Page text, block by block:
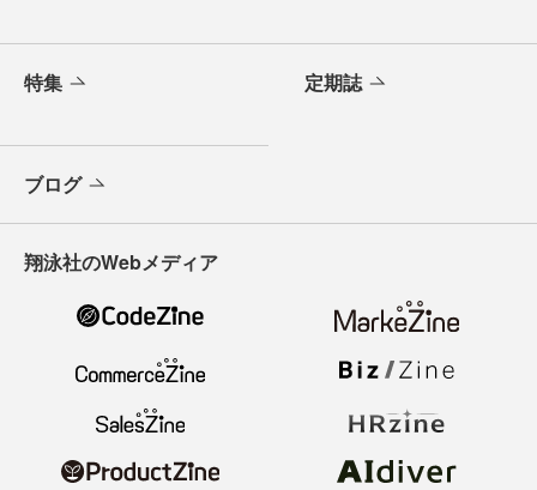
特集 定期誌
ブログ
翔泳社のWebメディア